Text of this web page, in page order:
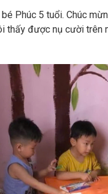
Phúc 5 tuổi. Chúc
thấy được nụ cười trên